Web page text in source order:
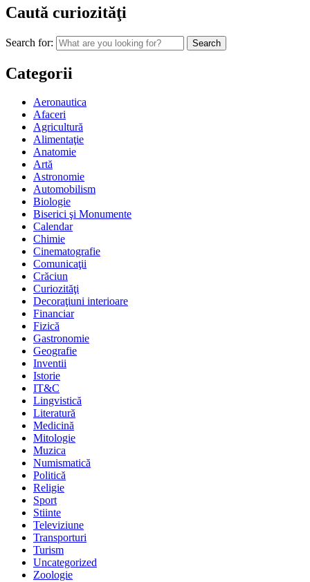
Caută curiozităţi
Search for:
Categorii
Aeronautica
Afaceri
Agricultură
Alimentaţie
Anatomie
Artă
Astronomie
Automobilism
Biologie
Biserici şi Monumente
Calendar
Chimie
Cinematografie
Comunicaţii
Crăciun
Curiozităţi
Decoraţiuni interioare
Financiar
Fizică
Gastronomie
Geografie
Inventii
Istorie
IT&C
Lingvistică
Literatură
Medicină
Mitologie
Muzica
Numismatică
Politică
Religie
Sport
Stiinte
Televiziune
Transporturi
Turism
Uncategorized
Zoologie